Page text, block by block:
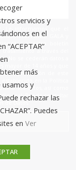
ANTONIO GALA y
a nuestro boletín
a través del
No se cederán datos a
mayor de 14 años y que
la prestación de este
los datos, así como
Puede consultar
de Datos.
servicios y
en el
“ACEPTAR”
más
y
rechazar las
Puedes
en Ver